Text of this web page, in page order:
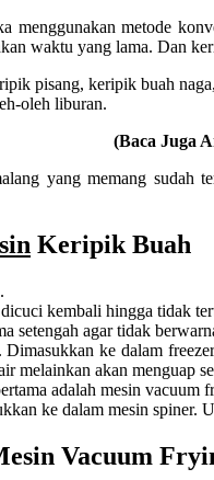
metode
waktu yang lama. Dan
pisang, keripik buah
oleh liburan.
(Baca Juga
yang memang
Keripik Buah
kembali hingga tidak
setengah agar tidak
ke dalam
melainkan akan
adalah mesin
ke dalam mesin
Vacuum